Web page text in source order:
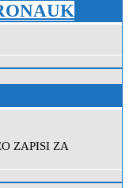
ZAPISI ZA